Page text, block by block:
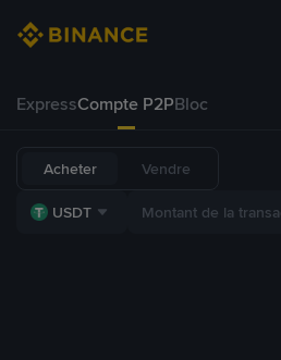
ExpressCompte P2PBloc
Acheter Vendre
USDT